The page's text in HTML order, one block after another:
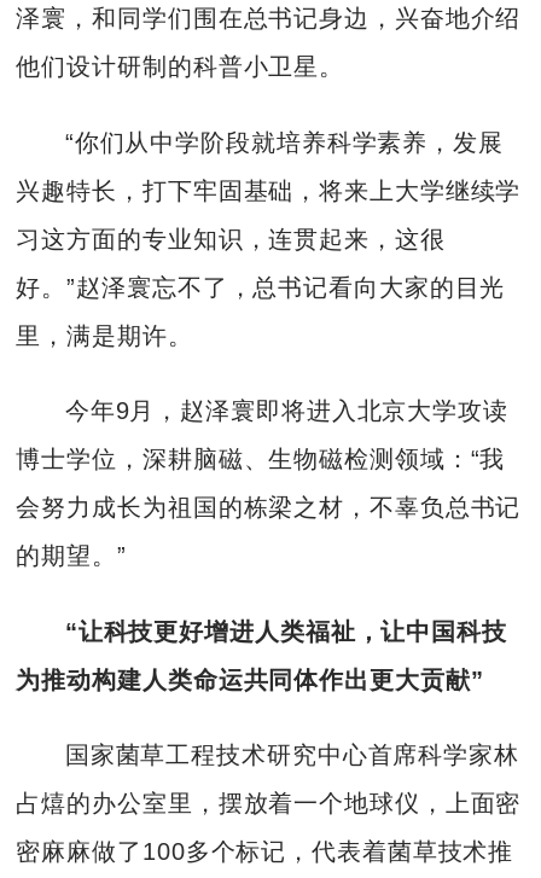
泽寰，和同学们围在总书记身边，兴奋地介绍
他们设计研制的科普小卫星。
“你们从中学阶段就培养科学素养，发展
兴趣特长，打下牢固基础，将来上大学继续学
习这方面的专业知识，连贯起来，这很
好。”赵泽寰忘不了，总书记看向大家的目光
里，满是期许。
今年9月，赵泽寰即将进入北京大学攻读
博士学位，深耕脑磁、生物磁检测领域：“我
会努力成长为祖国的栋梁之材，不辜负总书记
的期望。”
“让科技更好增进人类福祉，让中国科技
为推动构建人类命运共同体作出更大贡献”
国家菌草工程技术研究中心首席科学家林
占熺的办公室里，摆放着一个地球仪，上面密
密麻麻做了100多个标记，代表着菌草技术推